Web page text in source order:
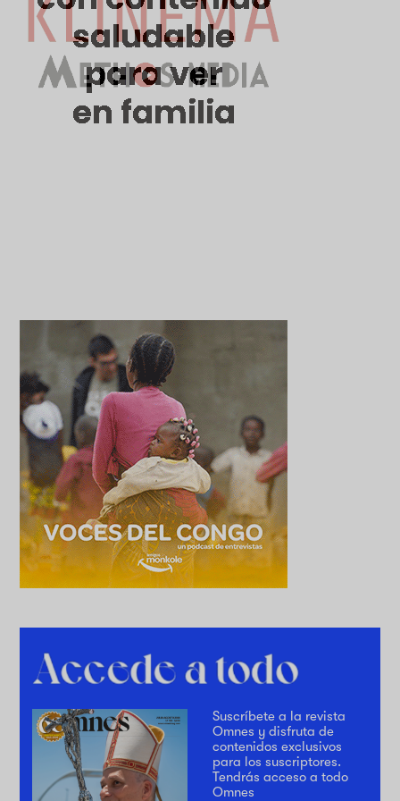
Suscríbete a la revista
Omnes y disfruta de
contenidos exclusivos
para los suscriptores.
Tendrás acceso a todo
Omnes